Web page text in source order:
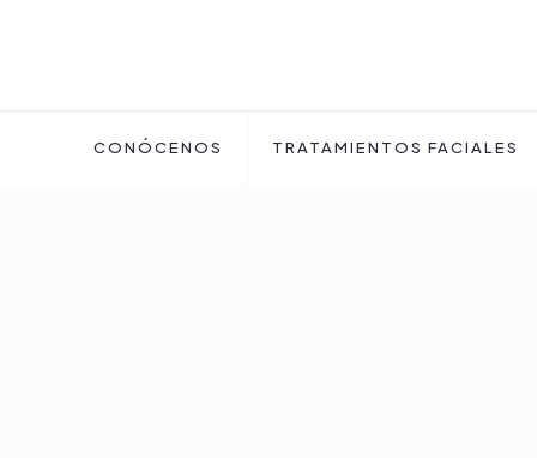
CONÓCENOS TRATAMIENTOS FACIALES